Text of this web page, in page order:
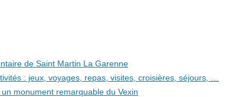
de Saint Martin La Garenne
: jeux, voyages, repas, visites, croisières, séjours, …
monument remarquable du Vexin